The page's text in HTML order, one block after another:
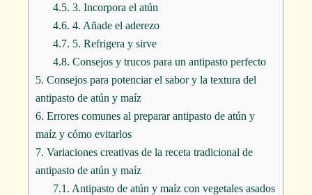
4.5. 3. Incorpora el atún
4.6. 4. Añade el aderezo
4.7. 5. Refrigera y sirve
4.8. Consejos y trucos para un antipasto perfecto
5. Consejos para potenciar el sabor y la textura del
antipasto de atún y maíz
6. Errores comunes al preparar antipasto de atún y
maíz y cómo evitarlos
7. Variaciones creativas de la receta tradicional de
antipasto de atún y maíz
7.1. Antipasto de atún y maíz con vegetales asados